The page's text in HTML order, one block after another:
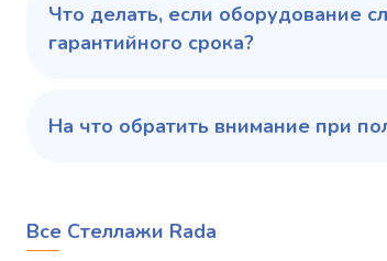
Что делать, если оборудование
гарантийного срока?
На что обратить внимание при
Все Стеллажи Rada